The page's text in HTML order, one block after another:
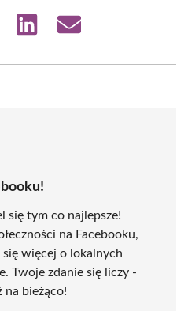
Share
Share
się tym co najlepsze!
na Facebooku,
się więcej o lokalnych
Twoje zdanie się liczy -
na bieżąco!